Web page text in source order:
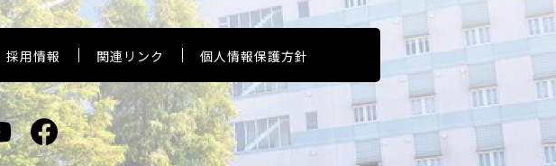
採用情報 関連リンク 個人情報保護方針